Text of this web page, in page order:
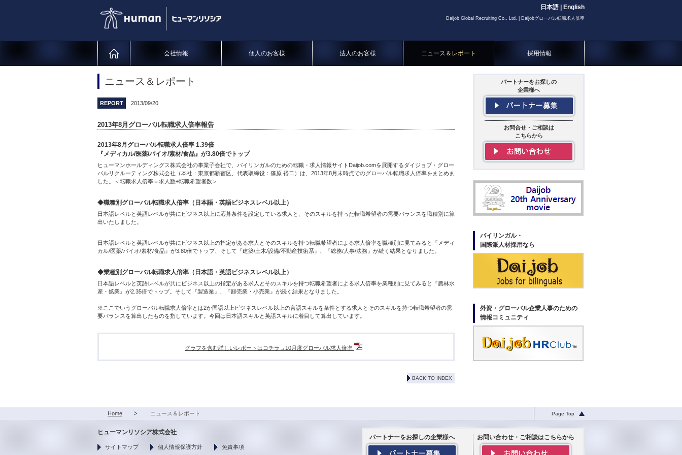
Daijob Global Recruiting Co., Ltd. | Daijobグローバル転職求人倍率
日本語 English
会社情報 個人のお客様 法人のお客様 ニュース＆レポート 採用情報
ニュース＆レポート
REPORT 2013/09/20
2013年8月グローバル転職求人倍率報告
2013年8月グローバル転職求人倍率 1.39倍
『メディカル/医薬/バイオ/素材/食品』が3.80倍でトップ
ヒューマンホールディングス株式会社の事業子会社で、バイリンガルのための転職・求人情報サイトDaijob.comを展開するダイジョブ・グロー
バルリクルーティング株式会社（本社：東京都新宿区、代表取締役：篠原 裕二）は、2013年8月末時点でのグローバル転職求人倍率をまとめま
した。＜転職求人倍率＝求人数÷転職希望者数＞
◆職種別グローバル転職求人倍率（日本語・英語ビジネスレベル以上）
日本語レベルと英語レベルが共にビジネス以上に応募条件を設定している求人と、そのスキルを持った転職希望者の需要バランスを職種別に算
出いたしました。
日本語レベルと英語レベルが共にビジネス以上の指定がある求人とそのスキルを持つ転職希望者による求人倍率を職種別に見てみると『メディ
カル/医薬/バイオ/素材/食品』が3.80倍でトップ、そして『建築/土木/設備/不動産技術系』、『総務/人事/法務』が続く結果となりました。
◆業種別グローバル転職求人倍率（日本語・英語ビジネスレベル以上）
日本語レベルと英語レベルが共にビジネス以上の指定がある求人とそのスキルを持つ転職希望者による求人倍率を業種別に見てみると『農林水
産・鉱業』が2.35倍でトップ。そして『製造業』、『卸売業・小売業』が続く結果となりました。
※ここでいうグローバル転職求人倍率とは2か国語以上ビジネスレベル以上の言語スキルを条件とする求人とそのスキルを持つ転職希望者の需
要バランスを算出したものを指しています。今回は日本語スキルと英語スキルに着目して算出しています。
グラフを含む詳しいレポートはコチラ→10月度グローバル求人倍率
BACK TO INDEX
パートナーをお探しの
企業様へ
お問合せ・ご相談は
こちらから
バイリンガル・
国際派人材採用なら
外資・グローバル企業人事のための
情報コミュニティ
Home ニュース＆レポート Page Top
ヒューマンリソシア株式会社
サイトマップ 個人情報保護方針 免責事項
パートナーをお探しの企業様へ お問い合わせ・ご相談はこちらから